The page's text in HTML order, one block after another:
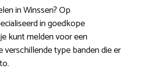
in Winssen? Op
in goedkope
kunt melden voor een
verschillende type banden die er